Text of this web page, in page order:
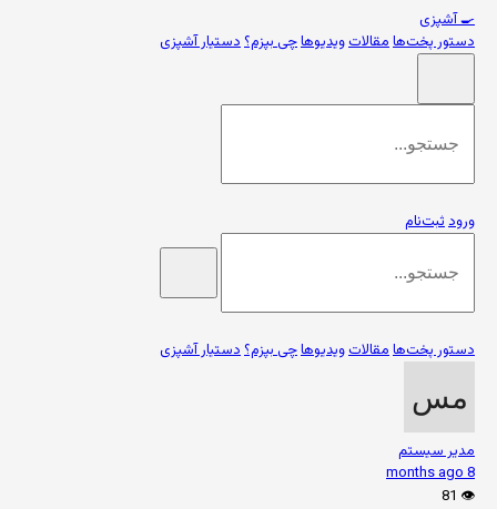
🍳آشپزی
دستور پخت‌هامقالاتویدیوهاچی بپزم؟دستیار آشپزی
ورودثبت‌نام
دستور پخت‌هامقالاتویدیوهاچی بپزم؟دستیار آشپزی
مدیر سیستم
8 months ago
👁️
81